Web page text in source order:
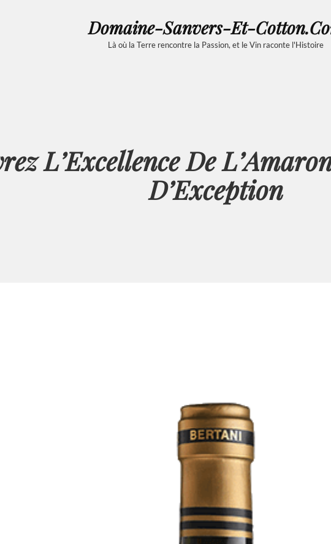
Domaine-Sanvers-Et-
Là où la Terre rencontre la Passion, et le Vin raconte l'Histoire
L’Excellence De
D’Exception